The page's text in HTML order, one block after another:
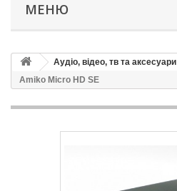
МЕНЮ
Аудіо, відео, тв та аксесуари
Amiko Micro HD SE